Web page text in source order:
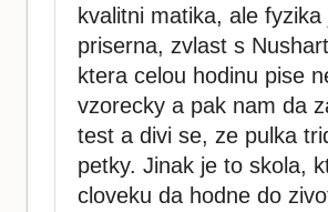
kvalitni matika, ale fyzika
priserna, zvlast s
ktera celou hodinu pise
vzorecky a pak nam da
test a divi se, ze pulka
petky. Jinak je to skola,
cloveku da hodne do